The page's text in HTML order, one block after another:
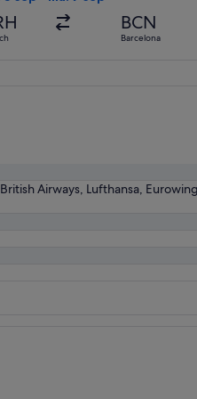
BCN
Barcelona
Airways, Lufthansa,